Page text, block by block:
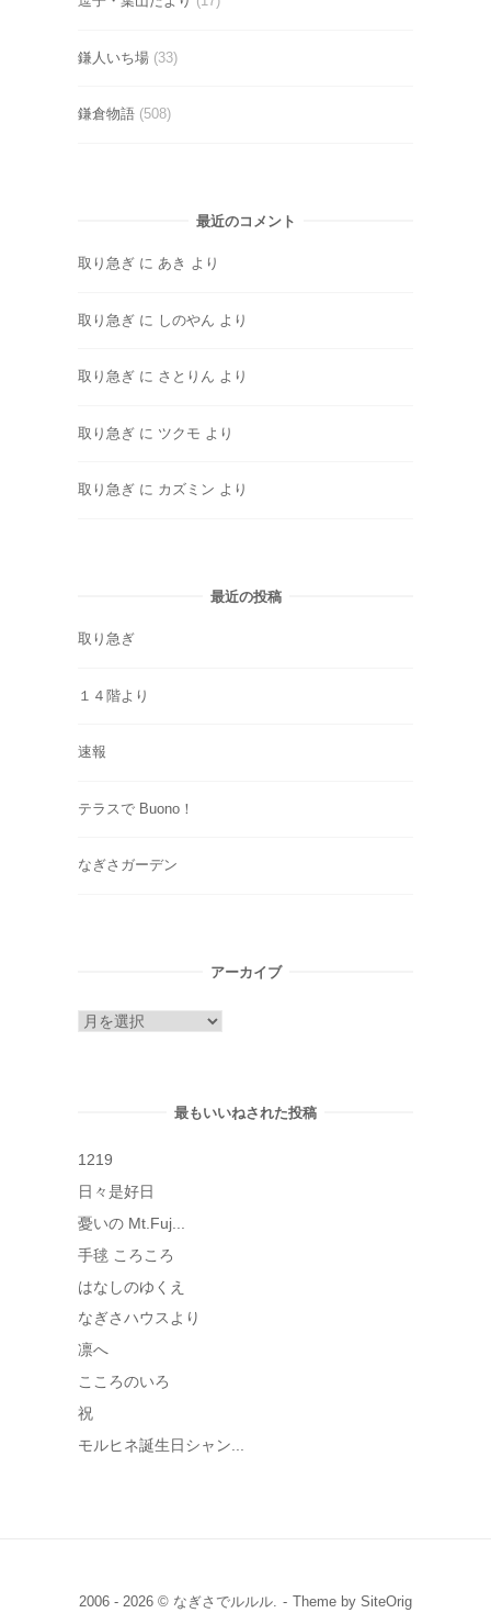
鎌人いち場 (33)
鎌倉物語 (508)
最近のコメント
取り急ぎ に あき より
取り急ぎ に しのやん より
取り急ぎ に さとりん より
取り急ぎ に ツクモ より
取り急ぎ に カズミン より
最近の投稿
取り急ぎ
１４階より
速報
テラスで Buono！
なぎさガーデン
アーカイブ
ア
最もいいねされた投稿
1219
日々是好日
憂いの Mt.Fuj...
手毬 ころころ
はなしのゆくえ
なぎさハウスより
凛へ
こころのいろ
祝
モルヒネ誕生日シャン...
2006 - 2026 © なぎさでルルル. Theme by SiteOrig